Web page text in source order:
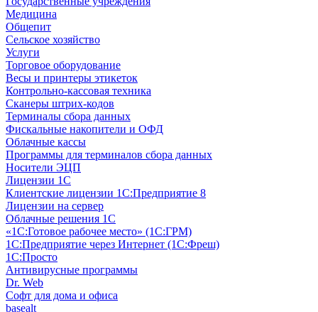
Медицина
Общепит
Сельское хозяйство
Услуги
Торговое оборудование
Весы и принтеры этикеток
Контрольно-кассовая техника
Сканеры штрих-кодов
Терминалы сбора данных
Фискальные накопители и ОФД
Облачные кассы
Программы для терминалов сбора данных
Носители ЭЦП
Лицензии 1С
Клиентские лицензии 1С:Предприятие 8
Лицензии на сервер
Облачные решения 1С
«1C:Готовое рабочее место» (1С:ГРМ)
1С:Предприятие через Интернет (1С:Фреш)
1С:Просто
Антивирусные программы
Dr. Web
Софт для дома и офиса
basealt